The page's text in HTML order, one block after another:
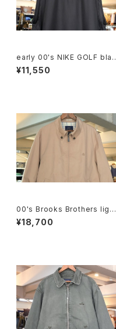
early 00's NIKE GOLF blac
k v-neck Vest
¥11,550
00's Brooks Brothers light
-beige zip-up Jacket
¥18,700